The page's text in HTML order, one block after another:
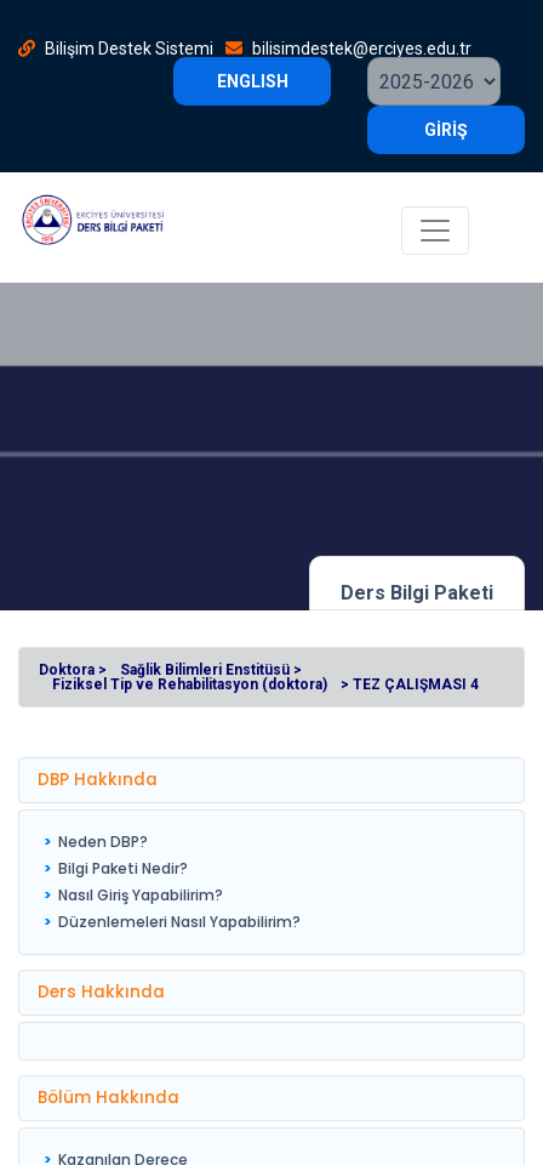
Bilişim Destek Sistemi
bilisimdestek@erciyes.edu.tr
ENGLISH
GİRİŞ
Ders Bilgi Paketi
Doktora >
Sağlik Bilimleri Enstitüsü >
Fiziksel Tip ve Rehabilitasyon (doktora)
> TEZ ÇALIŞMASI 4
DBP Hakkında
Neden DBP?
Bilgi Paketi Nedir?
Nasıl Giriş Yapabilirim?
Düzenlemeleri Nasıl Yapabilirim?
Ders Hakkında
Bölüm Hakkında
Kazanılan Derece